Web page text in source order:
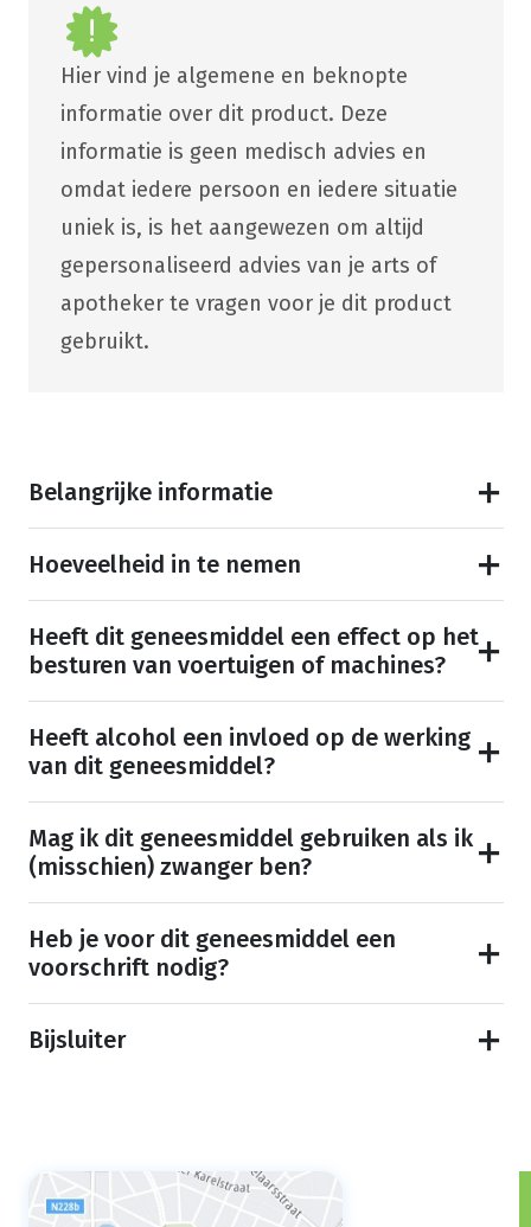
Hier vind je algemene en beknopte
informatie over dit product. Deze
informatie is geen medisch advies en
omdat iedere persoon en iedere situatie
uniek is, is het aangewezen om altijd
gepersonaliseerd advies van je arts of
apotheker te vragen voor je dit product
gebruikt.
Belangrijke informatie
Hoeveelheid in te nemen
Heeft dit geneesmiddel een effect op het
besturen van voertuigen of machines?
Heeft alcohol een invloed op de werking
van dit geneesmiddel?
Mag ik dit geneesmiddel gebruiken als ik
(misschien) zwanger ben?
Heb je voor dit geneesmiddel een
voorschrift nodig?
Bijsluiter